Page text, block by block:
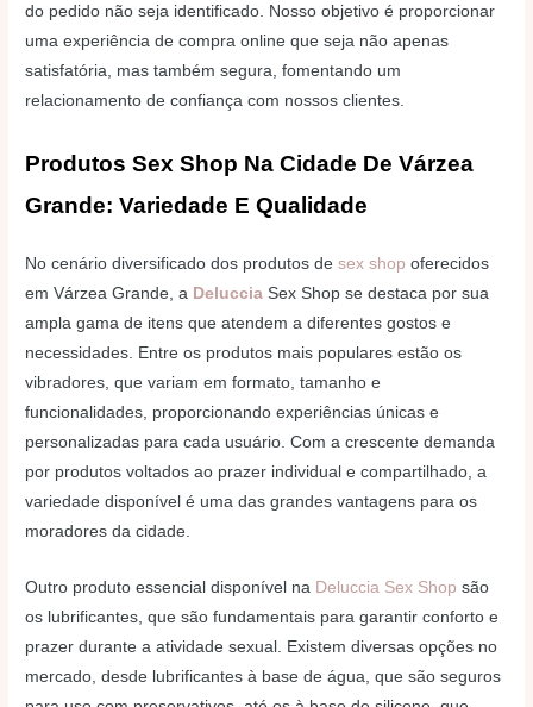
do pedido não seja identificado. Nosso objetivo é proporcionar
uma experiência de compra online que seja não apenas
satisfatória, mas também segura, fomentando um
relacionamento de confiança com nossos clientes.
Produtos Sex Shop Na Cidade De Várzea
Grande: Variedade E Qualidade
No cenário diversificado dos produtos desex shop oferecidos
em Várzea Grande, a Deluccia Sex Shop se destaca por sua
ampla gama de itens que atendem a diferentes gostos e
necessidades. Entre os produtos mais populares estão os
vibradores, que variam em formato, tamanho e
funcionalidades, proporcionando experiências únicas e
personalizadas para cada usuário. Com a crescente demanda
por produtos voltados ao prazer individual e compartilhado, a
variedade disponível é uma das grandes vantagens para os
moradores da cidade.
Outro produto essencial disponível na Deluccia Sex Shop são
os lubrificantes, que são fundamentais para garantir conforto e
prazer durante a atividade sexual. Existem diversas opções no
mercado, desde lubrificantes à base de água, que são seguros